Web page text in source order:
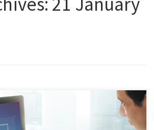
Software Terbaik Untuk Kelola Dokumen